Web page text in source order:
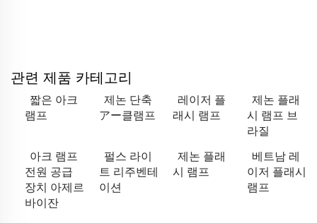
관련 제품 카테고리
짧은 아크
램프
제논 단축
アー클램프
레이저 플
래시 램프
제논 플래
시 램프 브
라질
아크 램프
전원 공급
장치 아제르
바이잔
펄스 라이
트 리주벤테
이션
제논 플래
시 램프
베트남 레
이저 플래시
램프